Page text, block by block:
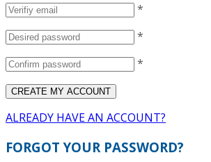
*
*
*
ALREADY HAVE AN ACCOUNT?
FORGOT YOUR PASSWORD?